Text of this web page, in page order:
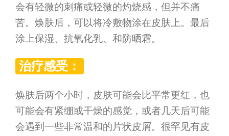
会有轻微的刺痛或轻微的灼烧感，但并不痛
苦。焕肤后，可以将冷敷物涂在皮肤上。最后
涂上保湿、抗氧化乳、和防晒霜。
治疗感受：
焕肤后两个小时，皮肤可能会比平常更红，也
可能会有紧绷或干燥的感觉，或者几天后可能
会遇到一些非常温和的片状皮屑。很罕见有皮